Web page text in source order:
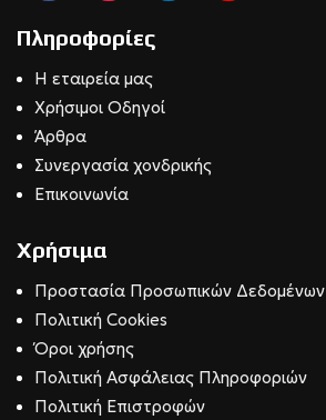
Πληροφορίες
Η εταιρεία μας
Χρήσιμοι Οδηγοί
Άρθρα
Συνεργασία χονδρικής
Επικοινωνία
Χρήσιμα
Προστασία Προσωπικών Δεδομένων
Πολιτική Cookies
Όροι χρήσης
Πολιτική Ασφάλειας Πληροφοριών
Πολιτική Επιστροφών